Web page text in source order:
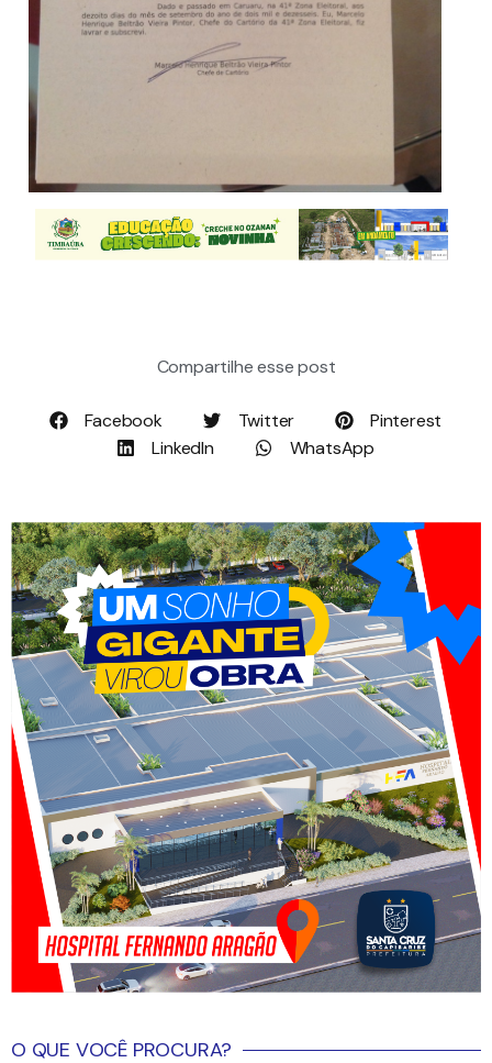
Compartilhe esse post
Facebook Twitter
Pinterest
LinkedIn
WhatsApp
O QUE VOCÊ PROCURA?